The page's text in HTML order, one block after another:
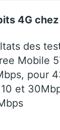
4G
des
Mobile
pour
et